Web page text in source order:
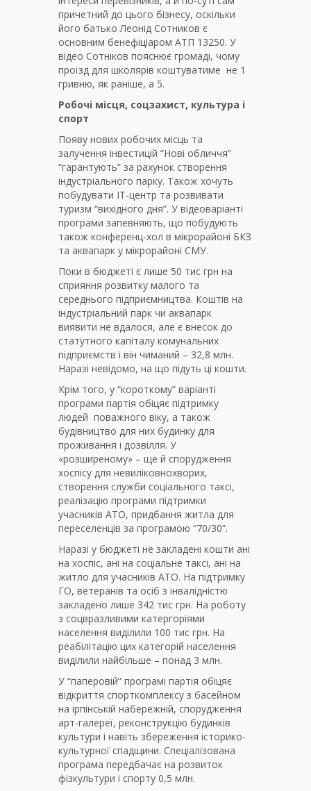
причетний до цього бізнесу, оскільки
його батько Леонід Сотников є
основним бенефіціаром АТП 13250. У
відео Сотніков пояснює громаді, чому
проїзд для школярів коштуватиме не 1
гривню, як раніше, а 5.
Робочі місця, соцзахист, культура і
спорт
Появу нових робочих місць та
залучення інвестицій “Нові обличчя”
“гарантують” за рахунок створення
індустріального парку. Також хочуть
побудувати IT-центр та розвивати
туризм “вихідного дня”. У відеоваріанті
програми запевняють, що побудують
також конференц-хол в мікрорайоні БКЗ
та аквапарк у мікрорайоні СМУ.
Поки в бюджеті є лише 50 тис грн на
сприяння розвитку малого та
середнього підприємництва. Коштів на
індустріальний парк чи аквапарк
виявити не вдалося, але є внесок до
статутного капіталу комунальних
підприємств і він чиманий – 32,8 млн.
Наразі невідомо, на що підуть ці кошти.
Крім того, у “короткому” варіанті
програми партія обіцяє підтримку
людей поважного віку, а також
будівництво для них будинку для
проживання і дозвілля. У
«розширеному» – ще й спорудження
хоспісу для невиліковнохворих,
створення служби соціального таксі,
реалізацію програми підтримки
учасників АТО, придбання житла для
переселенців за програмою “70/30”.
Наразі у бюджеті не закладені кошти ані
на хоспіс, ані на соціальне таксі, ані на
житло для учасників АТО. На підтримку
ГО, ветеранів та осіб з інвалідністю
закладено лише 342 тис грн. На роботу
з соцвразливими катергоріями
населення виділили 100 тис грн. На
реабілітацію цих категорій населення
виділили найбільше – понад 3 млн.
У “паперовій” програмі партія обіцяє
відкриття спорткомплексу з басейном
на ірпінській набережній, спорудження
арт-галереї, реконструкцію будинків
культури і навіть збереження історико-
культурної спадщини. Спеціалізована
програма передбачає на розвиток
фізкультури і спорту 0,5 млн.